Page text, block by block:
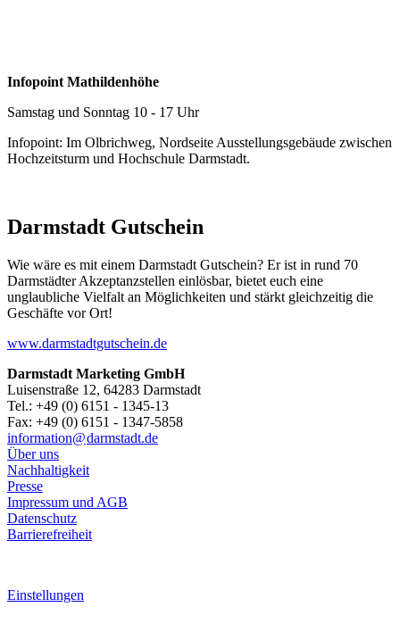
Infopoint Mathildenhöhe
Samstag und Sonntag 10 - 17 Uhr
Infopoint: Im Olbrichweg, Nordseite Ausstellungsgebäude zwischen
Hochzeitsturm und Hochschule Darmstadt.
Darmstadt Gutschein
Wie wäre es mit einem Darmstadt Gutschein? Er ist in rund 70
Darmstädter Akzeptanzstellen einlösbar, bietet euch eine
unglaubliche Vielfalt an Möglichkeiten und stärkt gleichzeitig die
Geschäfte vor Ort!
www.darmstadtgutschein.de
Darmstadt Marketing GmbH
Luisenstraße 12, 64283 Darmstadt
Tel.: +49 (0) 6151 - 1345-13
Fax: +49 (0) 6151 - 1347-5858
information@darmstadt.de
Über uns
Nachhaltigkeit
Presse
Impressum und AGB
Datenschutz
Barrierefreiheit
Einstellungen